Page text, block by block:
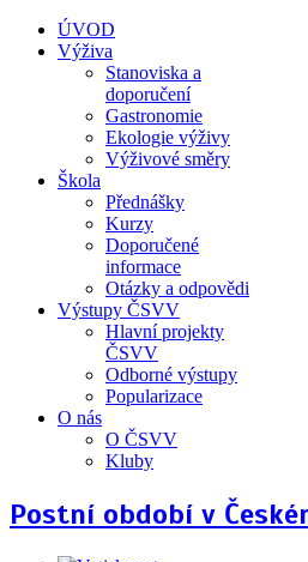
ÚVOD
Výživa
Stanoviska a
doporučení
Gastronomie
Ekologie výživy
Výživové směry
Škola
Přednášky
Kurzy
Doporučené
informace
Otázky a odpovědi
Výstupy ČSVV
Hlavní projekty
ČSVV
Odborné výstupy
Popularizace
O nás
O ČSVV
Kluby
Postní období v